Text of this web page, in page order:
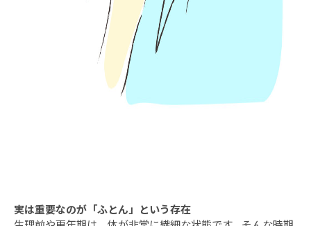
実は重要なのが「ふとん」という存在